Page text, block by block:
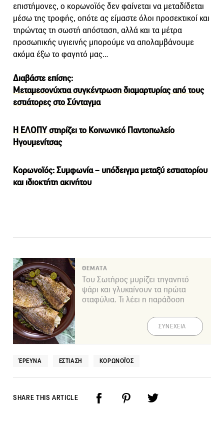
επιστήμονες, ο κορωνοϊός δεν φαίνεται να μεταδίδεται
μέσω της τροφής, οπότε ας είμαστε όλοι προσεκτικοί και
τηρώντας τη σωστή απόσταση, αλλά και τα μέτρα
προσωπικής υγιεινής μπορούμε να απολαμβάνουμε
ακόμα έξω το φαγητό μας…
Διαβάστε επίσης:
Μεταμεσονύχτια συγκέντρωση διαμαρτυρίας από τους
εστιάτορες στο Σύνταγμα
H ΕΛΟΠΥ στηρίζει το Κοινωνικό Παντοπωλείο
Ηγουμενίτσας
Κορωνοϊός: Συμφωνία – υπόδειγμα μεταξύ εστιατορίου
και ιδιοκτήτη ακινήτου
ΘΕΜΑΤΑ
Του Σωτήρος μυρίζει τηγανητό
ψάρι και γλυκαίνουν τα πρώτα
σταφύλια. Τι λέει η παράδοση
ΣΥΝΕΧΕΙΑ
ΈΡΕΥΝΑ ΕΣΤΊΑΣΗ ΚΟΡΩΝΟΪΌΣ
SHARE THIS ARTICLE